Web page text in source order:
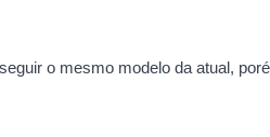
o mesmo modelo da atual,